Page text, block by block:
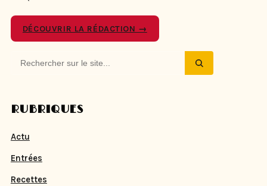
DÉCOUVRIR LA RÉDACTION →
RUBRIQUES
Actu
Entrées
Recettes